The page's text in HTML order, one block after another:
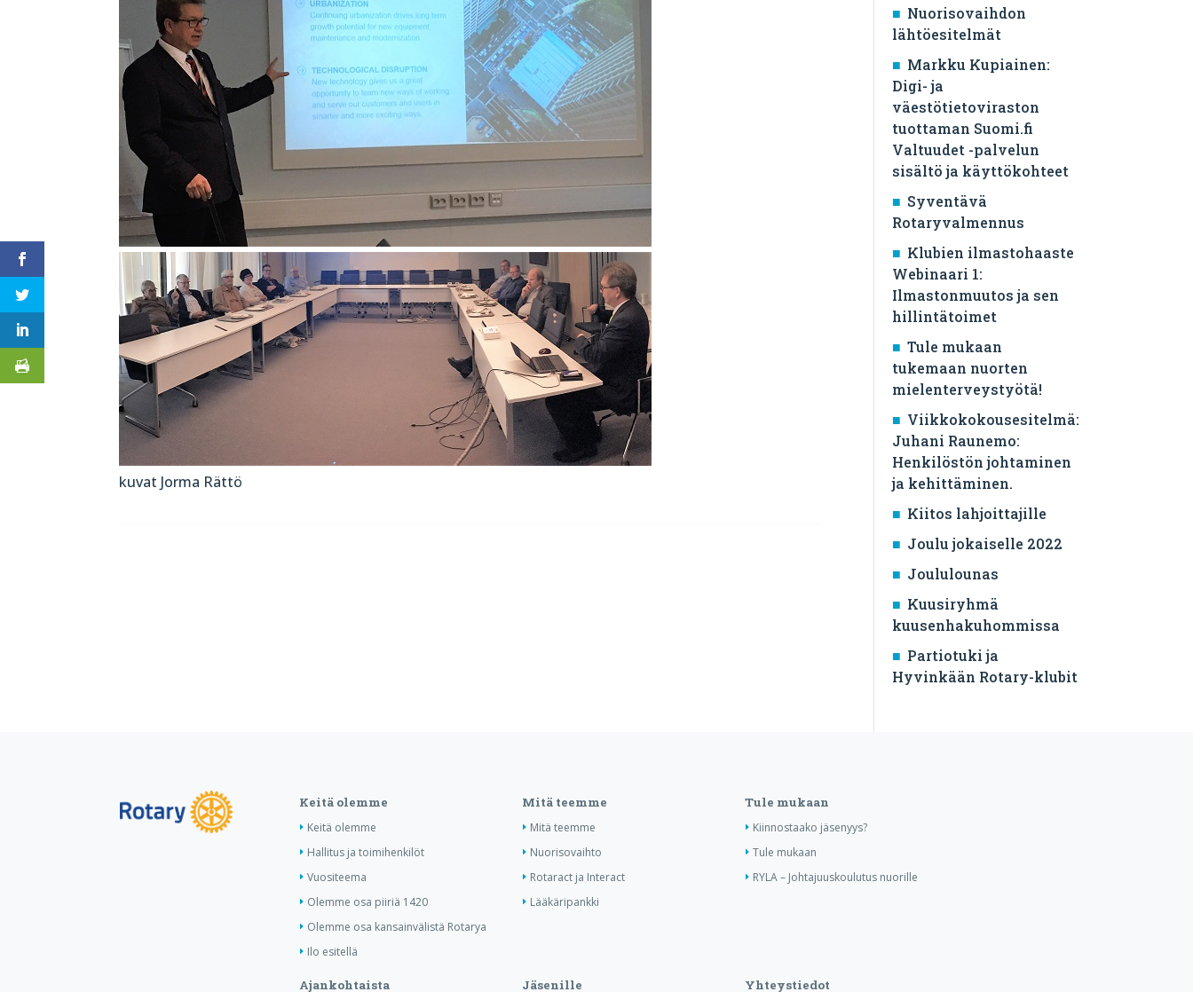
kuvat Jorma Rättö
Nuorisovaihdon
lähtöesitelmät
Markku Kupiainen:
Digi- ja
väestötietoviraston
tuottaman Suomi.fi
Valtuudet -palvelun
sisältö ja käyttökohteet
Syventävä
Rotaryvalmennus
Klubien ilmastohaaste
Webinaari 1:
Ilmastonmuutos ja sen
hillintätoimet
Tule mukaan
tukemaan nuorten
mielenterveystyötä!
Viikkokokousesitelmä:
Juhani Raunemo:
Henkilöstön johtaminen
ja kehittäminen.
Kiitos lahjoittajille
Joulu jokaiselle 2022
Joululounas
Kuusiryhmä
kuusenhakuhommissa
Partiotuki ja
Hyvinkään Rotary-klubit
Keitä olemme
Keitä olemme
Hallitus ja toimihenkilöt
Vuositeema
Olemme osa piiriä 1420
Olemme osa kansainvälistä Rotarya
Ilo esitellä
Mitä teemme
Mitä teemme
Nuorisovaihto
Rotaract ja Interact
Lääkäripankki
Tule mukaan
Kiinnostaako jäsenyys?
Tule mukaan
RYLA – Johtajuuskoulutus nuorille
Ajankohtaista Jäsenille Yhteystiedot